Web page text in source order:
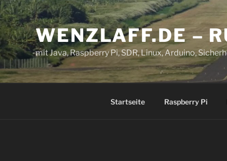
Zum
Inhalt
springen WENZLAFF.DE –
mit Java, Raspberry Pi, SDR, Linux, Arduino,
Startseite Raspberry Pi